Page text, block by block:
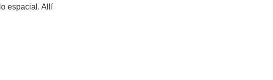
espacial. Allí